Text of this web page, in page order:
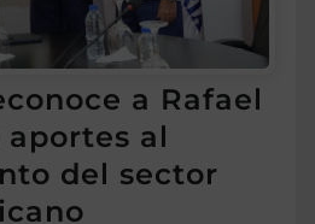
a Rafael
aportes al
del sector